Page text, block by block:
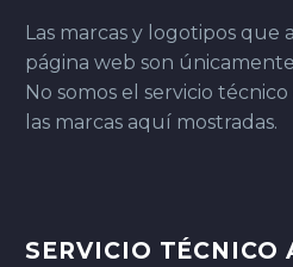
Las marcas y logotipos que
página web son
No somos el servicio
las marcas aquí mostradas.
SERVICIO TÉCNICO